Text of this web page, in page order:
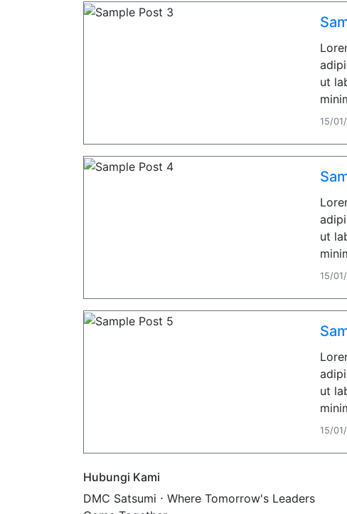
ut
15/
ut
15/
ut
15/
Hubungi Kami
DMC Satsumi ⋅ Where Tomorrow's Leaders